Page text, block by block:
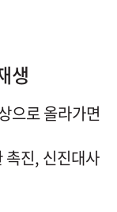
생
으로 올라가면
촉진, 신진대사